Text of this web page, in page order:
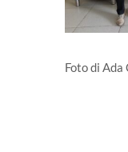
Foto di